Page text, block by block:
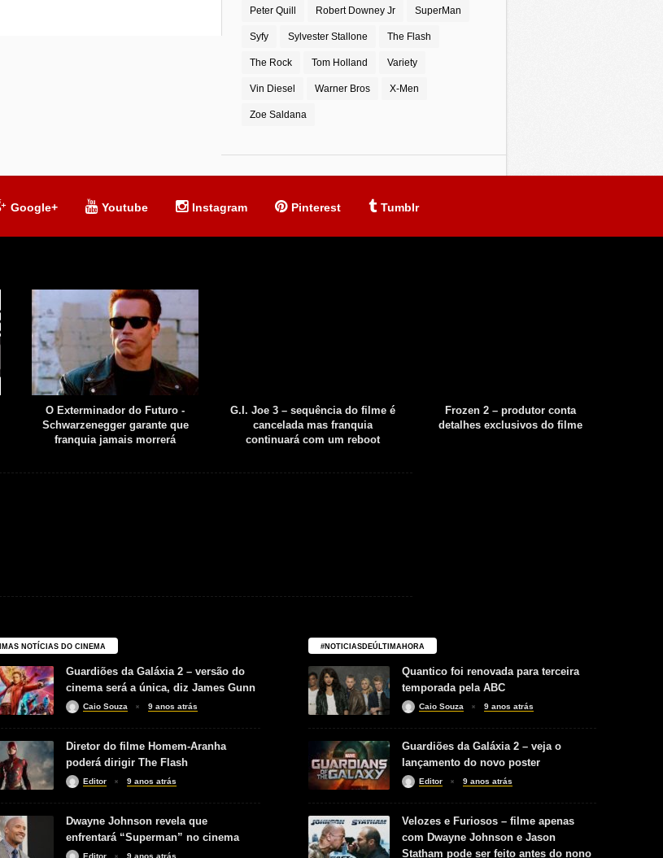
Peter Quill Robert Downey Jr SuperMan
Syfy Sylvester Stallone The Flash
The Rock Tom Holland Variety
Vin Diesel Warner Bros X-Men
Zoe Saldana
Google+ Youtube Instagram Pinterest Tumblr
O Exterminador do Futuro -
Schwarzenegger garante que
franquia jamais morrerá
G.I. Joe 3 – sequência do filme é
cancelada mas franquia
continuará com um reboot
Frozen 2 – produtor conta
detalhes exclusivos do filme
NOTÍCIAS DO CINEMA
Guardiões da Galáxia 2 – versão do
cinema será a única, diz James Gunn
Caio Souza 9 anos atrás
Diretor do filme Homem-Aranha
poderá dirigir The Flash
Editor 9 anos atrás
Dwayne Johnson revela que
enfrentará “Superman” no cinema
Editor 9 anos atrás
#NOTICIASDEÚLTIMAHORA
Quantico foi renovada para terceira
temporada pela ABC
Caio Souza 9 anos atrás
Guardiões da Galáxia 2 – veja o
lançamento do novo poster
Editor 9 anos atrás
Velozes e Furiosos – filme apenas
com Dwayne Johnson e Jason
Statham pode ser feito antes do nono